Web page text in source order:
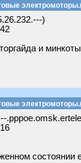
)
и
состоянии